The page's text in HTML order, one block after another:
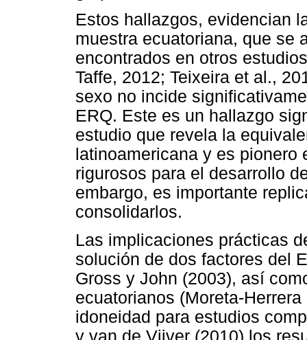
Estos hallazgos, evidencian
muestra ecuatoriana, que se
encontrados en otros
Taffe, 2012; Teixeira et al.,
sexo no incide
ERQ. Este es un hallazgo
estudio que revela la
latinoamericana y es
rigurosos para el desarrollo
embargo, es importante
consolidarlos.
Las implicaciones prácticas
solución de dos factores del
Gross y John (2003), así
ecuatorianos (Moreta-
idoneidad para estudios